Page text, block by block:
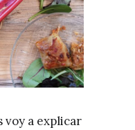
voy a explicar